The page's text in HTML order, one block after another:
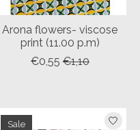
Arona flowers- viscose
print (11.00 p.m)
€0,55 €1,10
Sale